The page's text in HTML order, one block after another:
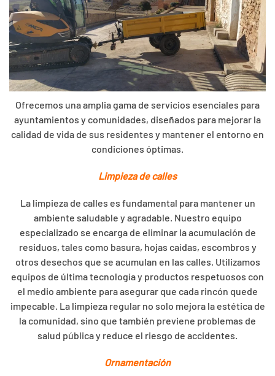
Ofrecemos una amplia gama de servicios esenciales para
ayuntamientos y comunidades, diseñados para mejorar la
calidad de vida de sus residentes y mantener el entorno en
condiciones óptimas.
Limpieza de calles
La limpieza de calles es fundamental para mantener un
ambiente saludable y agradable. Nuestro equipo
especializado se encarga de eliminar la acumulación de
residuos, tales como basura, hojas caídas, escombros y
otros desechos que se acumulan en las calles. Utilizamos
equipos de última tecnología y productos respetuosos con
el medio ambiente para asegurar que cada rincón quede
impecable. La limpieza regular no solo mejora la estética de
la comunidad, sino que también previene problemas de
salud pública y reduce el riesgo de accidentes.
Ornamentación